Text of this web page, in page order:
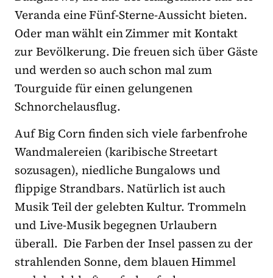
Veranda eine Fünf-Sterne-Aussicht bieten.
Oder man wählt ein Zimmer mit Kontakt
zur Bevölkerung. Die freuen sich über Gäste
und werden so auch schon mal zum
Tourguide für einen gelungenen
Schnorchelausflug.
Auf Big Corn finden sich viele farbenfrohe
Wandmalereien (karibische Streetart
sozusagen), niedliche Bungalows und
flippige Strandbars. Natürlich ist auch
Musik Teil der gelebten Kultur. Trommeln
und Live-Musik begegnen Urlaubern
überall. Die Farben der Insel passen zu der
strahlenden Sonne, dem blauen Himmel